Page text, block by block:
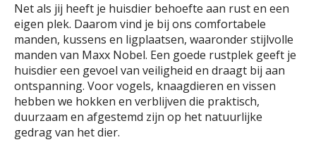
Net als jij heeft je huisdier behoefte aan rust en een
eigen plek. Daarom vind je bij ons comfortabele
manden, kussens en ligplaatsen, waaronder stijlvolle
manden van Maxx Nobel. Een goede rustplek geeft je
huisdier een gevoel van veiligheid en draagt bij aan
ontspanning. Voor vogels, knaagdieren en vissen
hebben we hokken en verblijven die praktisch,
duurzaam en afgestemd zijn op het natuurlijke
gedrag van het dier.